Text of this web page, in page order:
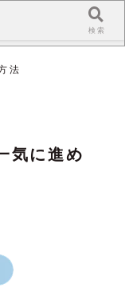
法
気に進め
検索